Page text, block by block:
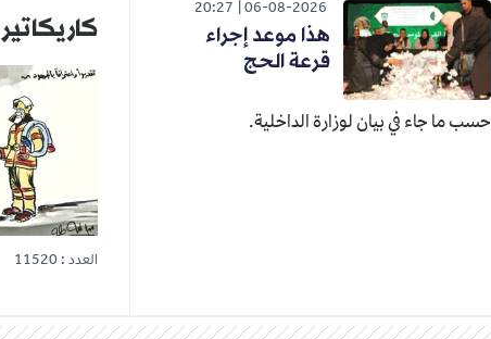
06-08-2026
20:27
هذا موعد إجراء
قرعة الحج
حسب ما جاء في بيان لوزارة الداخلية.
كاريكاتير
العدد : 11520